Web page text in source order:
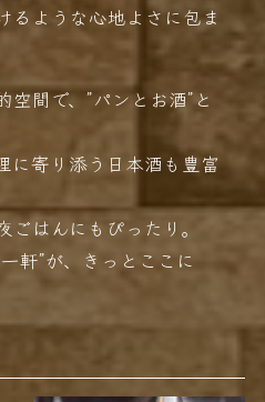
るような心地よさに包ま
間で、”パンとお酒”と
に寄り添う日本酒も豊富
はんにもぴったり。
軒”が、きっとここに